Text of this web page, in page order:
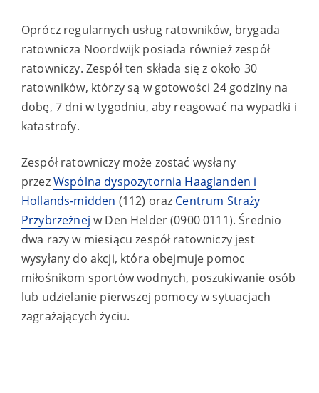
Oprócz regularnych usług ratowników, brygada
ratownicza Noordwijk posiada również zespół
ratowniczy. Zespół ten składa się z około 30
ratowników, którzy są w gotowości 24 godziny na
dobę, 7 dni w tygodniu, aby reagować na wypadki i
katastrofy.
Zespół ratowniczy może zostać wysłany
przezWspólna dyspozytornia Haaglanden i
Hollands-midden (112) oraz Centrum Straży
Przybrzeżnej w Den Helder (0900 0111). Średnio
dwa razy w miesiącu zespół ratowniczy jest
wysyłany do akcji, która obejmuje pomoc
miłośnikom sportów wodnych, poszukiwanie osób
lub udzielanie pierwszej pomocy w sytuacjach
zagrażających życiu.